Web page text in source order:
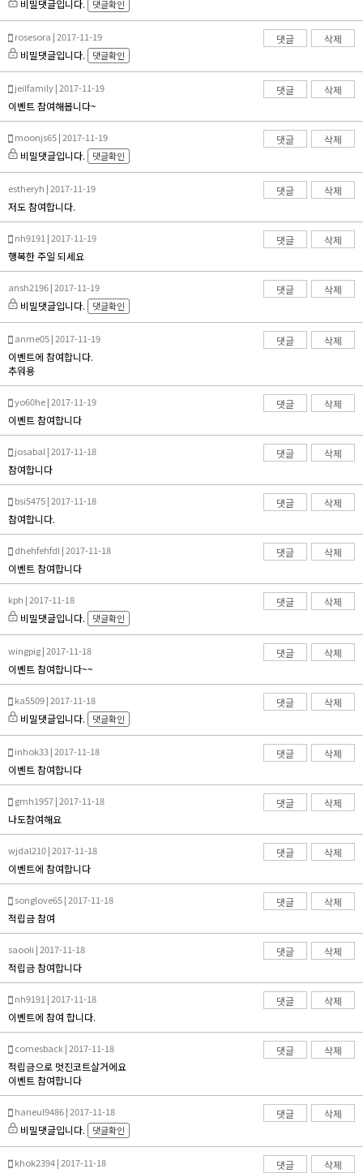
비밀댓글입니다. 댓글확인
rosesora | 2017-11-19 삭제
댓글
비밀댓글입니다.
댓글확인
jeilfamily | 2017-11-19 삭제
댓글
이벤트 참여해봅니다~
moonjs65 | 2017-11-19 삭제
댓글
비밀댓글입니다.
댓글확인
estheryh | 2017-11-19 삭제
댓글
저도 참여합니다.
nh9191 | 2017-11-19 삭제
댓글
행복한 주일 되세요
ansh2196 | 2017-11-19 삭제
댓글
비밀댓글입니다.
댓글확인
anme05 | 2017-11-19 삭제
댓글
이벤트에 참여합니다.
추워용
yo60he | 2017-11-19 삭제
댓글
이벤트 참여합니다
josabal | 2017-11-18 삭제
댓글
참여합니다
bsi5475 | 2017-11-18 삭제
댓글
참여합니다.
dhehfehfdl | 2017-11-18 삭제
댓글
이벤트 참여합니다
kph | 2017-11-18 삭제
댓글
비밀댓글입니다.
댓글확인
wingpig | 2017-11-18 삭제
댓글
이벤트 참여합니다~~
ka5509 | 2017-11-18 삭제
댓글
비밀댓글입니다.
댓글확인
inhok33 | 2017-11-18 삭제
댓글
이벤트 참여합니다
gmh1957 | 2017-11-18 삭제
댓글
나도참여해요
wjdal210 | 2017-11-18 삭제
댓글
이벤트에 참여합니다
songlove65 | 2017-11-18 삭제
댓글
적립금 참여
saooli | 2017-11-18 삭제
댓글
적립금 참여합니다
nh9191 | 2017-11-18 삭제
댓글
이벤트에 참여 합니다.
comesback | 2017-11-18 삭제
댓글
적립금으로 멋진코트살거에요
이벤트 참여합니다
haneul9486 | 2017-11-18 삭제
댓글
비밀댓글입니다.
댓글확인
khok2394 | 2017-11-18 삭제
댓글